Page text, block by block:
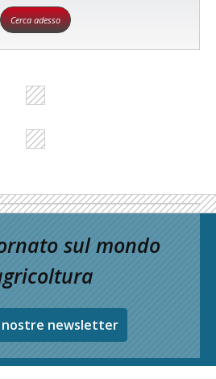
Cerca adesso
sul mondo
nostre newsletter